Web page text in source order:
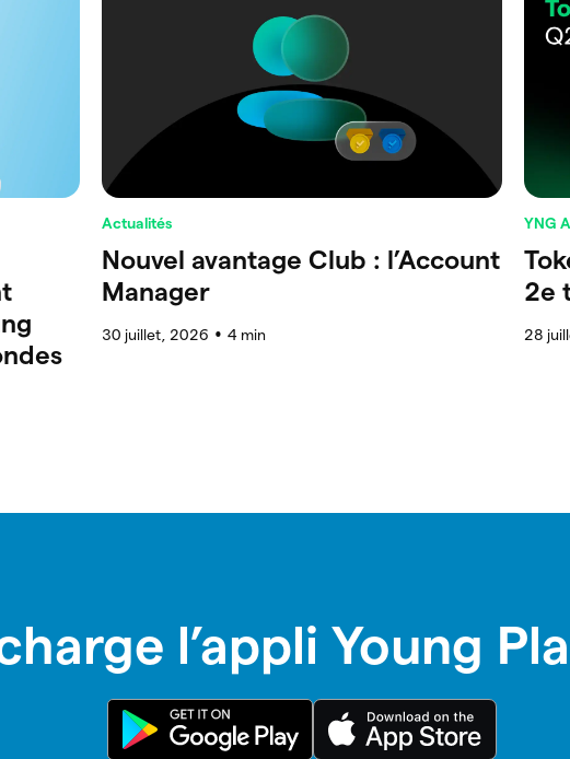
Actualités
Nouvel avantage Club : l’Account
Manager
30 juillet, 2026 ● 4min
YNG
2e
28
l’appli Young